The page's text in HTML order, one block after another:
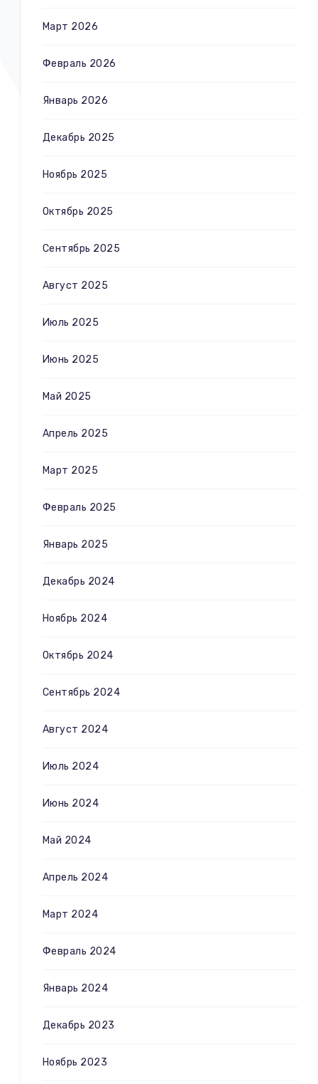
Март 2026
Февраль 2026
Январь 2026
Декабрь 2025
Ноябрь 2025
Октябрь 2025
Сентябрь 2025
Август 2025
Июль 2025
Июнь 2025
Май 2025
Апрель 2025
Март 2025
Февраль 2025
Январь 2025
Декабрь 2024
Ноябрь 2024
Октябрь 2024
Сентябрь 2024
Август 2024
Июль 2024
Июнь 2024
Май 2024
Апрель 2024
Март 2024
Февраль 2024
Январь 2024
Декабрь 2023
Ноябрь 2023